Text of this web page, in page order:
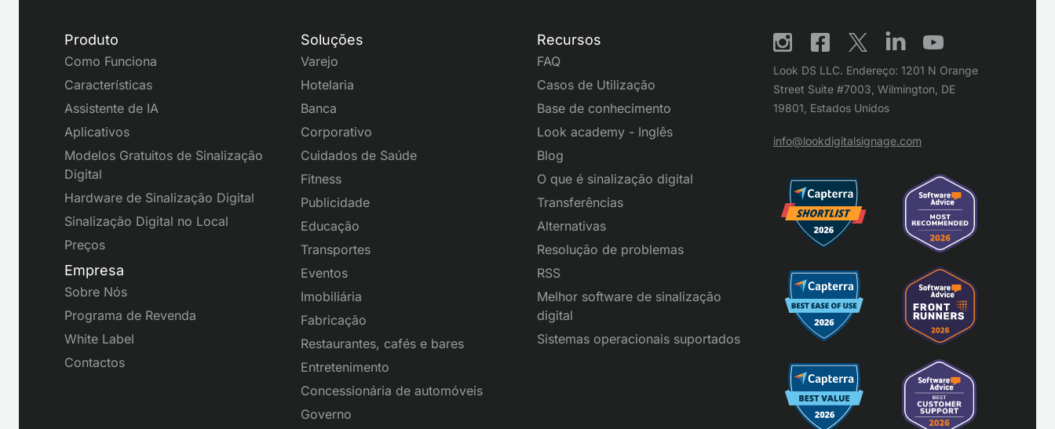
Produto
Como Funciona
Características
Assistente de IA
Aplicativos
Modelos Gratuitos de Sinalização
Digital
Hardware de Sinalização Digital
Sinalização Digital no Local
Preços
Empresa
Sobre Nós
Programa de Revenda
White Label
Contactos
Soluções
Varejo
Hotelaria
Banca
Corporativo
Cuidados de Saúde
Fitness
Publicidade
Educação
Transportes
Eventos
Imobiliária
Fabricação
Restaurantes, cafés e bares
Entretenimento
Concessionária de automóveis
Governo
Recursos
FAQ
Casos de Utilização
Base de conhecimento
Look academy - Inglês
Blog
O que é sinalização digital
Transferências
Alternativas
Resolução de problemas
RSS
Melhor software de sinalização
digital
Sistemas operacionais suportados
Look DS LLC. Endereço: 1201 N Orange
Street Suite #7003, Wilmington, DE
19801, Estados Unidos
info@lookdigitalsignage.com